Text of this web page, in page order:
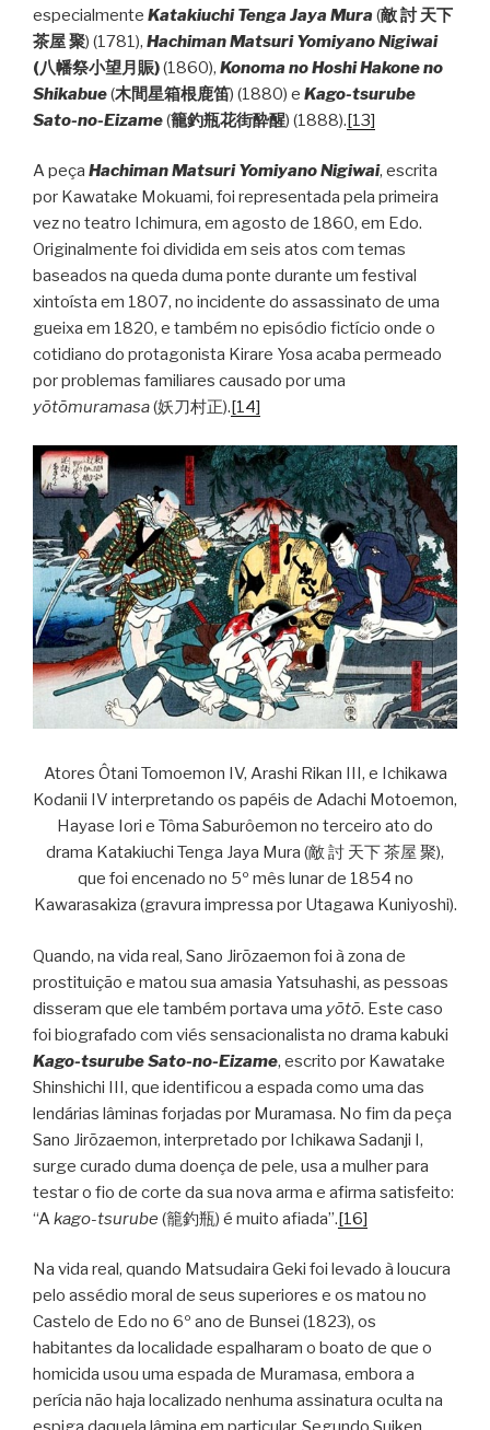
especialmente Katakiuchi Tenga Jaya Mura (敵討 天下
茶屋聚) (1781), Hachiman Matsuri Yomiyano Nigiwai
(八幡祭小望月賑)(1860), Konoma no Hoshi Hakone no
Shikabue(木間星箱根鹿笛) (1880) e Kago-tsurube
Sato-no-Eizame(籠釣瓶花街酔醒) (1888).[13]
A peça Hachiman Matsuri Yomiyano Nigiwai, escrita
por Kawatake Mokuami, foi representada pela primeira
vez no teatro Ichimura, em agosto de 1860, em Edo.
Originalmente foi dividida em seis atos com temas
baseados na queda duma ponte durante um festival
xintoísta em 1807, no incidente do assassinato de uma
gueixa em 1820, e também no episódio fictício onde o
cotidiano do protagonista Kirare Yosa acaba permeado
por problemas familiares causado por uma
yōtōmuramasa(妖刀村正). [14]
Atores Ôtani Tomoemon IV, Arashi Rikan III, e Ichikawa
Kodanii IV interpretando os papéis de Adachi Motoemon,
Hayase Iori e Tôma Saburôemon no terceiro ato do
drama Katakiuchi Tenga Jaya Mura (敵 討 天下 茶屋 聚),
que foi encenado no 5º mês lunar de 1854 no
Kawarasakiza (gravura impressa por Utagawa Kuniyoshi).
Quando, na vida real, Sano Jirōzaemon foi à zona de
prostituição e matou sua amasia Yatsuhashi, as pessoas
disseram que ele também portava uma yōtō. Este caso
foi biografado com viés sensacionalista no drama kabuki
Kago-tsurube Sato-no-Eizame, escrito por Kawatake
Shinshichi III, que identificou a espada como uma das
lendárias lâminas forjadas por Muramasa. No fim da peça
Sano Jirōzaemon, interpretado por Ichikawa Sadanji I,
surge curado duma doença de pele, usa a mulher para
testar o fio de corte da sua nova arma e afirma satisfeito:
“A kago-tsurube (籠釣瓶) é muito afiada”.[16]
Na vida real, quando Matsudaira Geki foi levado à loucura
pelo assédio moral de seus superiores e os matou no
Castelo de Edo no 6º ano de Bunsei (1823), os
habitantes da localidade espalharam o boato de que o
homicida usou uma espada de Muramasa, embora a
perícia não haja localizado nenhuma assinatura oculta na